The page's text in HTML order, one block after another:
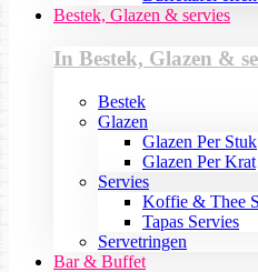
Bestek, Glazen & servies
In Bestek, Glazen &
Bestek
Glazen
Glazen Per Stuk
Glazen Per Krat
Servies
Koffie & Thee
Tapas Servies
Servetringen
Bar & Buffet